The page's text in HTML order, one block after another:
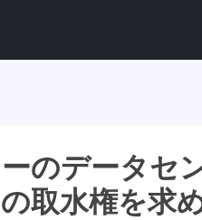
のデータセ
取水権を求